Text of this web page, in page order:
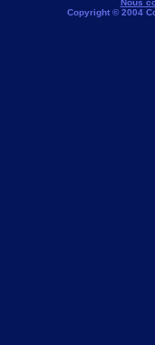
Nous
Copyright © 2004